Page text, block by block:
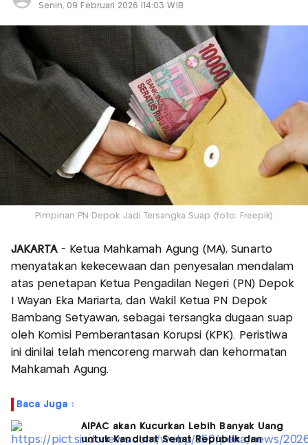
Senin, 09 Februari 2026 |14:03 WIB
Pimpinan PN Depok Jadi Tersangka Suap (foto: Freepik)
JAKARTA - Ketua Mahkamah Agung (MA), Sunarto
menyatakan kekecewaan dan penyesalan mendalam
atas penetapan Ketua Pengadilan Negeri (PN) Depok
I Wayan Eka Mariarta, dan Wakil Ketua PN Depok
Bambang Setyawan, sebagai tersangka dugaan suap
oleh Komisi Pemberantasan Korupsi (KPK). Peristiwa
ini dinilai telah mencoreng marwah dan kehormatan
Mahkamah Agung.
Baca Juga :
AIPAC akan Kucurkan Lebih Banyak Uang
untuk Kandidat Senat Republik dan